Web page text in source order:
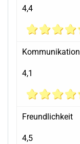
4,4
Kommunikation
4,1
Freundlichkeit
4,5